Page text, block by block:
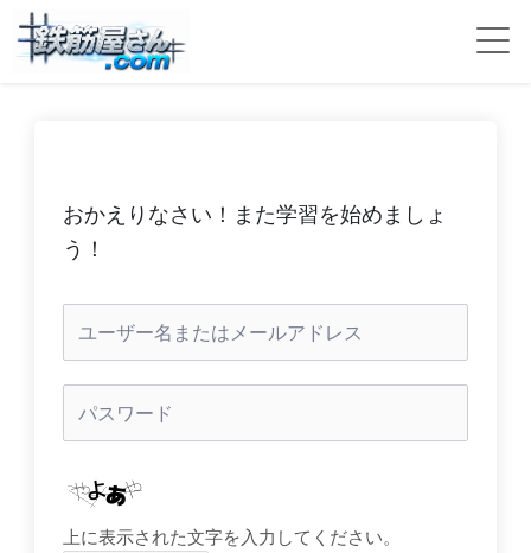
おかえりなさい！また学習を始めましょ
う！
上に表示された文字を入力してください。